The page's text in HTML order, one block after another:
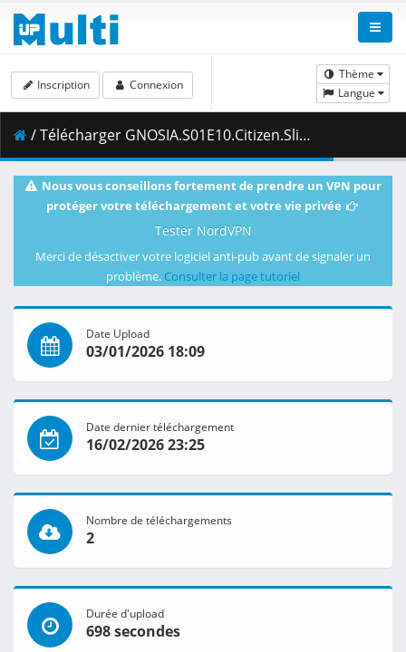
Thème
Langue
Inscription Connexion
/ Télécharger GNOSIA.S01E10.Citizen.Slime.1080p.CR.WEB-DL.DUAL.AAC2.0.H.264.MSubs-ToonsHub.mkv.001 ( 479.74 MB )
Nous vous conseillons fortement de prendre un VPN pour
protéger votre téléchargement et votre vie privée
Tester NordVPN
Merci de désactiver votre logiciel anti-pub avant de signaler un
problème. Consulter la page tutoriel
Date Upload
03/01/2026 18:09
Date dernier téléchargement
16/02/2026 23:25
Nombre de téléchargements
2
Durée d'upload
698 secondes